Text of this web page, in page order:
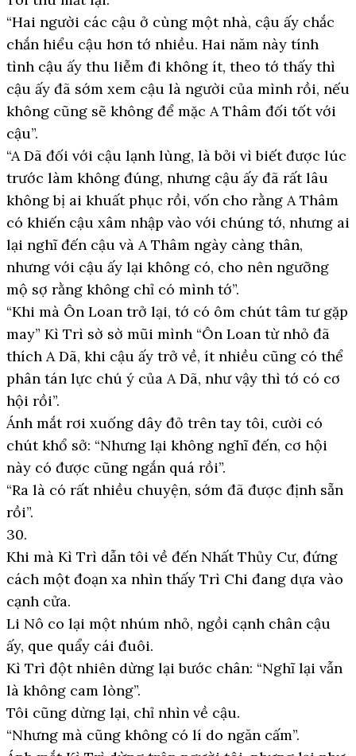
“Hai người các cậu ở cùng một nhà, cậu ấy chắc
chắn hiểu cậu hơn tớ nhiều. Hai năm này tính
tình cậu ấy thu liễm đi không ít, theo tớ thấy thì
cậu ấy đã sớm xem cậu là người của mình rồi, nếu
không cũng sẽ không để mặc A Thâm đối tốt với
cậu”.
“A Dã đối với cậu lạnh lùng, là bởi vì biết được lúc
trước làm không đúng, nhưng cậu ấy đã rất lâu
không bị ai khuất phục rồi, vốn cho rằng A Thâm
có khiến cậu xâm nhập vào với chúng tớ, nhưng ai
lại nghĩ đến cậu và A Thâm ngày càng thân,
nhưng với cậu ấy lại không có, cho nên ngưỡng
mộ sợ rằng không chỉ có mình tớ”.
“Khi mà Ôn Loan trở lại, tớ có ôm chút tâm tư gặp
may” Kì Trì sờ sờ mũi mình “Ôn Loan từ nhỏ đã
thích A Dã, khi cậu ấy trở về, ít nhiều cũng có thể
phân tán lực chú ý của A Dã, như vậy thì tớ có cơ
hội rồi”.
Ánh mắt rơi xuống dây đỏ trên tay tôi, cười có
chút khổ sở: “Nhưng lại không nghĩ đến, cơ hội
này có được cũng ngắn quá rồi”.
“Ra là có rất nhiều chuyện, sớm đã được định sẵn
rồi”.
30.
Khi mà Kì Trì dẫn tôi về đến Nhất Thủy Cư, đứng
cách một đoạn xa nhìn thấy Trì Chi đang dựa vào
cạnh cửa.
Li Nô co lại một nhúm nhỏ, ngồi cạnh chân cậu
ấy, que quẩy cái đuôi.
Kì Trì đột nhiên dừng lại bước chân: “Nghĩ lại vẫn
là không cam lòng”.
Tôi cũng dừng lại, chỉ nhìn về cậu.
“Nhưng mà cũng không có lí do ngăn cấm”.